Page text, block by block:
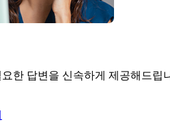
한 답변을 신속하게 제공해드립